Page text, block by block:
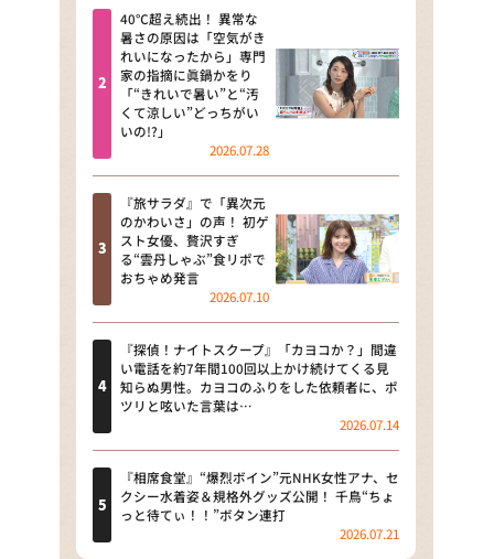
news おかえり
河合＆A.B.C-Z塚田×福井アナ
「なんでやねん！？」（news お
かえり）
DAIGOも台所 ～きょうの献立 何
にする？～
本日はダイアンなり！シーズン２
朝だ！生です旅サラダ
教えて！ニュースライブ 正義の
ミカタ
ＬＩＦＥ～夢のカタチ～
新婚さんいらっしゃい！
ポツンと一軒家
ザキ山小屋本館
40℃超え続出！ 異常な
暑さの原因は「空気がき
れいになったから」専門
家の指摘に眞鍋かをり
「“きれいで暑い”と“汚
くて涼しい”どっちがい
いの!?」
2026.07.28
『旅サラダ』で「異次元
のかわいさ」の声！ 初ゲ
スト女優、贅沢すぎ
る“雲丹しゃぶ”食リポで
おちゃめ発言
2026.07.10
『探偵！ナイトスクープ』「カヨコか？」間違
い電話を約7年間100回以上かけ続けてくる見
知らぬ男性。カヨコのふりをした依頼者に、ポ
ツリと呟いた言葉は…
2026.07.14
『相席食堂』“爆烈ボイン”元NHK女性アナ、セ
クシー水着姿＆規格外グッズ公開！ 千鳥“ちょ
っと待てぃ！！”ボタン連打
2026.07.21